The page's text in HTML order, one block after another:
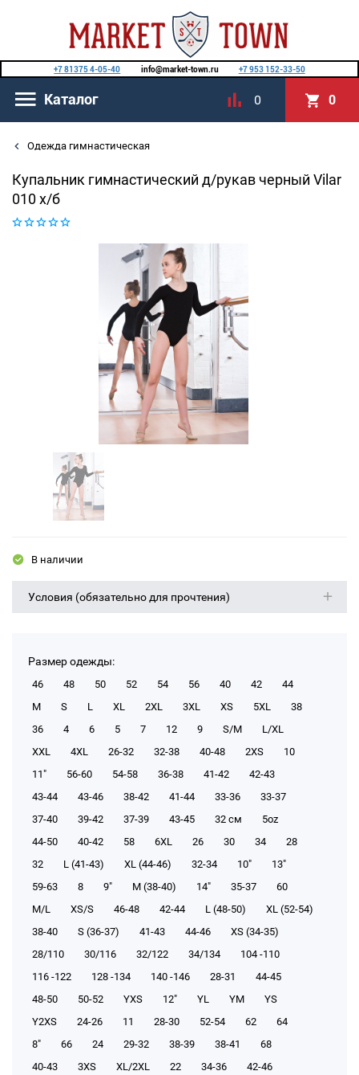
+7 81375 4-05-40 info@market-town.ru +7 953 152-33-50
Каталог 0 0
Одежда гимнастическая
Купальник гимнастический д/рукав черный Vilar
010 х/б
В наличии
Условия (обязательно для прочтения)
Размер одежды:
46 48 50 52 54 56 40 42
44
M
S L XL 2XL 3XL XS 5XL
38
36
4 6 5 7 12 9 S/M
L/XL
XXL
4XL 26-32 32-38 40-48 2XS
10
11"
56-60 54-58 36-38 41-42
42-43
43-44
43-46 38-42 41-44 33-36
33-37
37-40
39-42 37-39 43-45 32 см
5oz
44-50
40-42 58 6XL 26 30 34
28
32
L (41-43) XL (44-46) 32-34 10"
13"
59-63
8 9" M (38-40) 14" 35-37
60
M/L
XS/S 46-48 42-44 L (48-50)
XL (52-54)
38-40
S (36-37) 41-43 44-46
XS (34-35)
28/110
30/116 32/122 34/134
104 -110
116 -122
128 -134 140 -146 28-31
44-45
48-50
50-52 YXS 12" YL YM
YS
Y2XS
24-26 11 28-30 52-54 62
64
8"
66 24 29-32 38-39 38-41
68
40-43
3XS XL/2XL 22 34-36
42-46